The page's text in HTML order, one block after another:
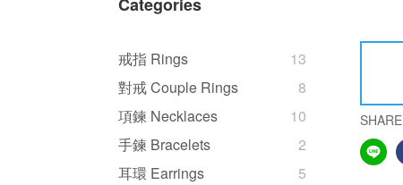
Categories
戒指 Rings
13
對戒 Couple Rings
8
項鍊 Necklaces
10
手鍊 Bracelets
2
耳環 Earrings
5
SHARE